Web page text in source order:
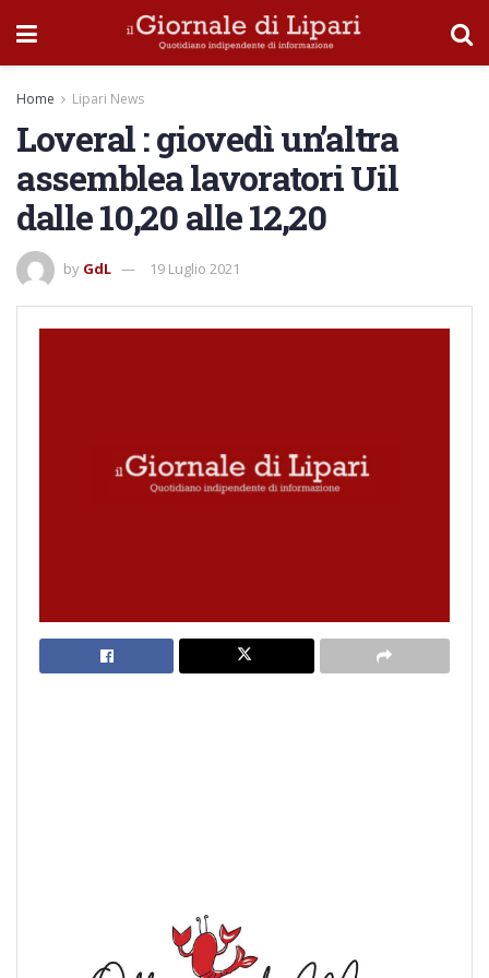
Home Lipari News
Loveral : giovedì un’altra
assemblea lavoratori Uil
dalle 10,20 alle 12,20
by GdL 19 Luglio 2021